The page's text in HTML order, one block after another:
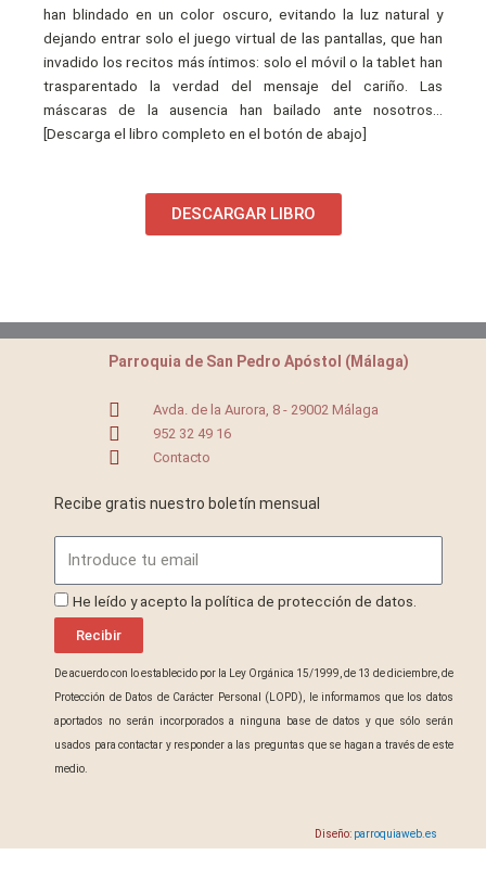
han blindado en un color oscuro, evitando la luz natural y
dejando entrar solo el juego virtual de las pantallas, que han
invadido los recitos más íntimos: solo el móvil o la tablet han
trasparentado la verdad del mensaje del cariño. Las
máscaras de la ausencia han bailado ante nosotros…
[Descarga el libro completo en el botón de abajo]
DESCARGAR LIBRO
Parroquia de San Pedro Apóstol (Málaga)
Avda. de la Aurora, 8 - 29002 Málaga
952 32 49 16
Contacto
Recibe gratis nuestro boletín mensual
ProteccionDatos
He leído y acepto la política de protección de datos.
Recibir
De acuerdo con lo establecido por la Ley Orgánica 15/1999, de 13 de diciembre, de
Protección de Datos de Carácter Personal (LOPD), le informamos que los datos
aportados no serán incorporados a ninguna base de datos y que sólo serán
usados para contactar y responder a las preguntas que se hagan a través de este
medio.
Diseño: parroquiaweb.es